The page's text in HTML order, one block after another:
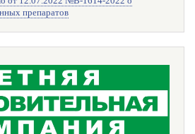
препаратов